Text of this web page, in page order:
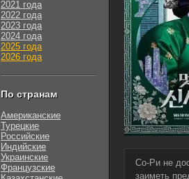
Со-Ри не
заиметь
2021 года
2022 года
2023 года
2024 года
2025 года
2026 года
По странам
Американские
Турецкие
Российские
Индийские
Украинские
Французские